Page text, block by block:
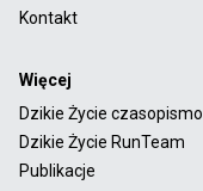
Kontakt
Więcej
Dzikie Życie czasopismo
Dzikie Życie RunTeam
Publikacje